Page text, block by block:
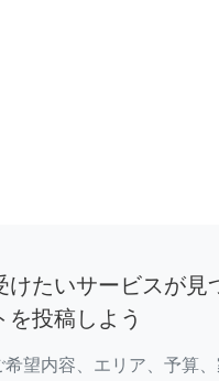
けたいサービスが見
を投稿しよう
希望内容、エリア、予算